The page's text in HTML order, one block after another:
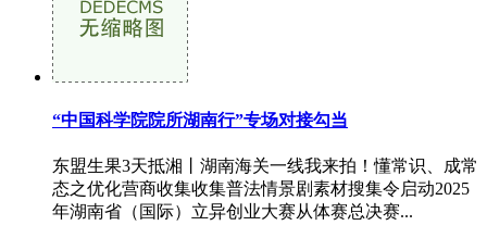
“中国科学院院所湖南行”专场对接勾当
东盟生果3天抵湘丨湖南海关一线我来拍！懂常识、成常
态之优化营商收集收集普法情景剧素材搜集令启动2025
年湖南省（国际）立异创业大赛从体赛总决赛...